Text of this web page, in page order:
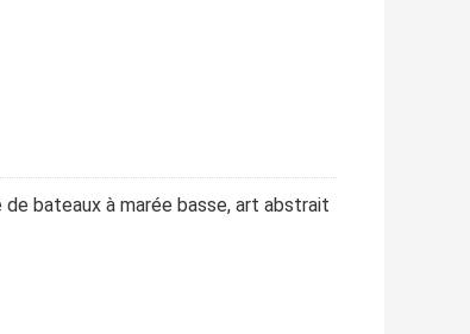
de bateaux à marée basse, art abstrait